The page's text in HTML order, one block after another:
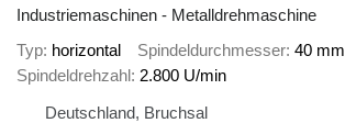
Industriemaschinen - Metalldrehmaschine
Typ horizontal Spindeldurchmesser 40 mm
Spindeldrehzahl 2.800 U/min
Deutschland, Bruchsal